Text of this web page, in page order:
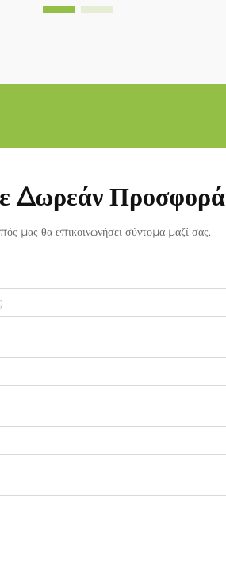
Δωρεάν Προσφορά
μας θα επικοινωνήσει σύντομα μαζί σας.